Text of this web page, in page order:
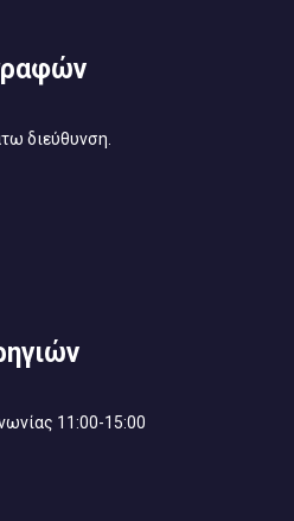
διεύθυνση.
11:00-15:00